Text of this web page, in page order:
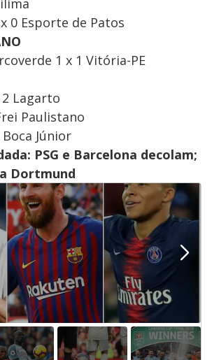
0 Esporte de Patos
1 x 1 Vitória-PE
2 Lagarto
Paulistano
Júnior
PSG e Barcelona decolam;
Dortmund